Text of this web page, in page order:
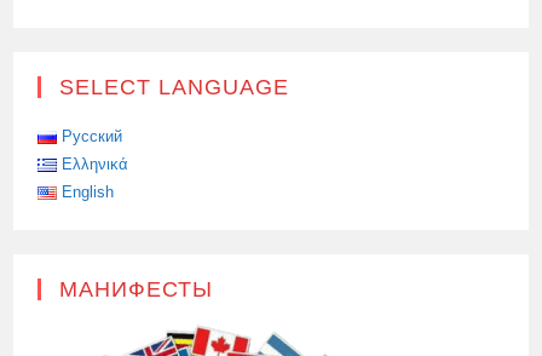
SELECT LANGUAGE
Русский
Ελληνικά
English
МАНИФЕСТЫ